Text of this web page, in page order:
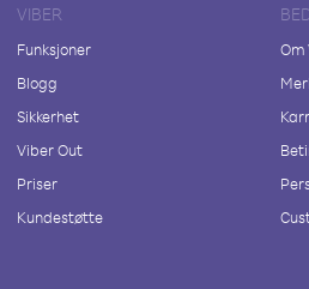
VIBER
Funksjoner
Blogg
Sikkerhet
Viber Out
Priser
Kundestøtte
Om